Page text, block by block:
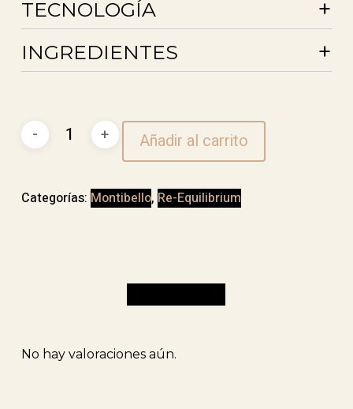
TECNOLOGÍA +
INGREDIENTES +
Purifying
cantidad
Añadir al carrito
Categorías: Montibello, Re-Equilibrium
No hay valoraciones aún.